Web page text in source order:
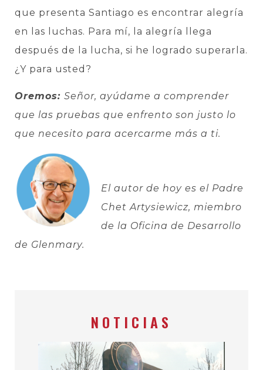
que presenta Santiago es encontrar alegría
en las luchas. Para mí, la alegría llega
después de la lucha, si he logrado superarla.
¿Y para usted?
Oremos: Señor, ayúdame a comprender
que las pruebas que enfrento son justo lo
que necesito para acercarme más a ti.
El autor de hoy es el Padre
Chet Artysiewicz, miembro
de la Oficina de Desarrollo
de Glenmary.
NOTICIAS